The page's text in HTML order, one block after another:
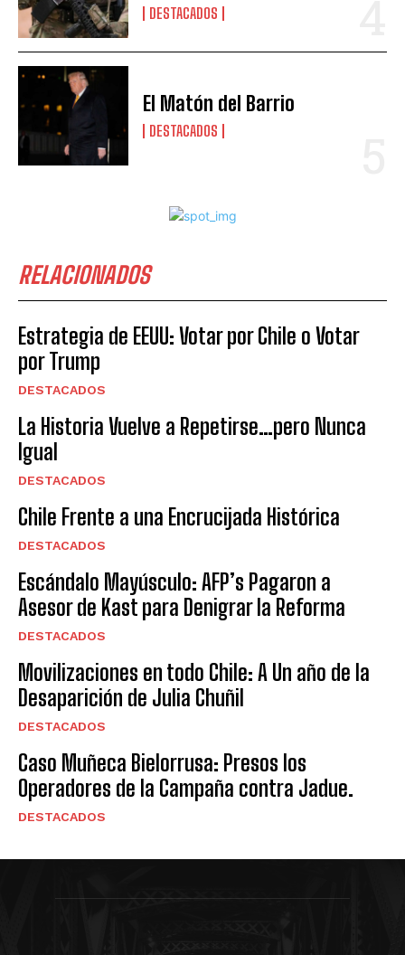
DESTACADOS
El Matón del Barrio
DESTACADOS
RELACIONADOS
Estrategia de EEUU: Votar por Chile o Votar
por Trump
DESTACADOS
La Historia Vuelve a Repetirse…pero Nunca
Igual
DESTACADOS
Chile Frente a una Encrucijada Histórica
DESTACADOS
Escándalo Mayúsculo: AFP’s Pagaron a
Asesor de Kast para Denigrar la Reforma
DESTACADOS
Movilizaciones en todo Chile: A Un año de la
Desaparición de Julia Chuñil
DESTACADOS
Caso Muñeca Bielorrusa: Presos los
Operadores de la Campaña contra Jadue.
DESTACADOS